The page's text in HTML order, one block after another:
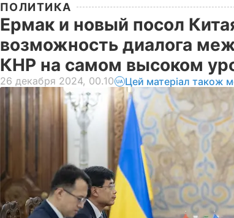
ПОЛИТИКА
Ермак и новый посол
возможность диалога
КНР на самом высоком
26 декабря 2024, 00.10 Цей матеріал також